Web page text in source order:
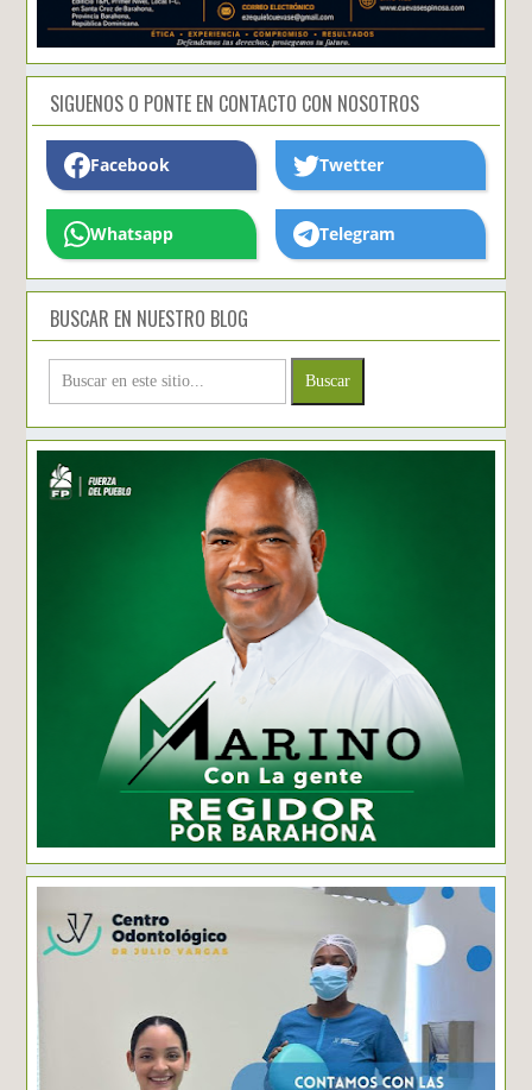
SIGUENOS O PONTE EN CONTACTO CON NOSOTROS
Facebook Twetter
Whatsapp Telegram
BUSCAR EN NUESTRO BLOG